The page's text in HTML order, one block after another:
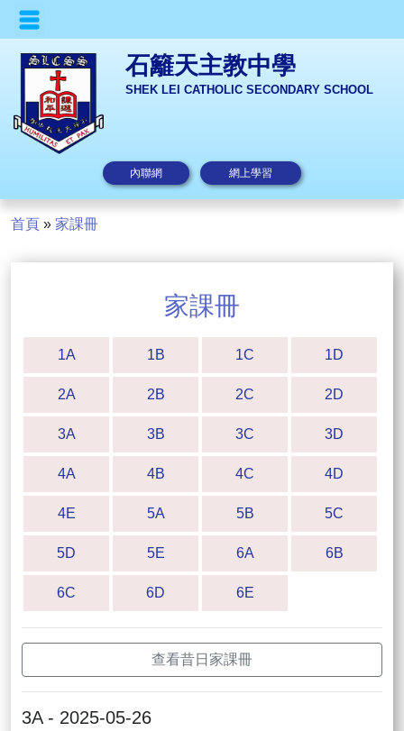
石籬天主教中學
SHEK LEI CATHOLIC SECONDARY SCHOOL
內聯網 網上學習
首頁 » 家課冊
家課冊
1A 1B 1C 1D
2A 2B 2C 2D
3A 3B 3C 3D
4A 4B 4C 4D
4E 5A 5B 5C
5D 5E 6A 6B
6C 6D 6E
查看昔日家課冊
3A - 2025-05-26